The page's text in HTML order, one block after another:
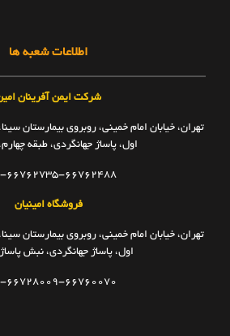
اطلاعات شعبه ها
شرکت ایمن آفرینان
تهران، خیابان امام خمینی، روبروی بیمارستان
اول، پاساژ جهانگردی، طبقه چهارم،
66762735-66762488
فروشگاه امینیان
تهران، خیابان امام خمینی، روبروی بیمارستان
اول، پاساژ جهانگردی، نبش
66728009-66760070